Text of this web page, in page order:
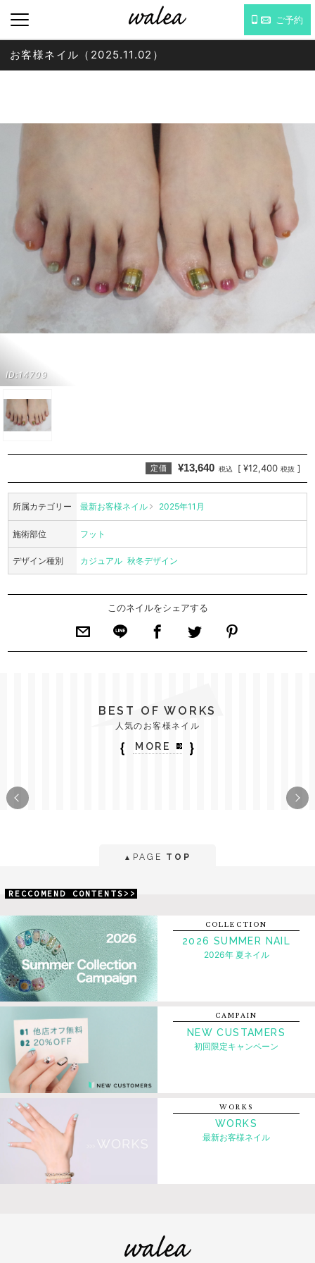
ご予約
ID:14709
お客様ネイル（2025.11.02）
定価 ¥13,640 税込 [ ¥12,400 税抜 ]
所属カテゴリー 最新お客様ネイル 2025年11月
施術部位 フット
デザイン種別 カジュアル 秋冬デザイン
このネイルをシェアする
BEST OF WORKS
人気のお客様ネイル
｛ MORE ｝
▲ PAGE TOP
RECCOMEND CONTENTS>>
COLLECTION
2026 SUMMER NAIL
2026年 夏ネイル
CAMPAIN
NEW CUSTAMERS
初回限定キャンペーン
WORKS
WORKS
最新お客様ネイル